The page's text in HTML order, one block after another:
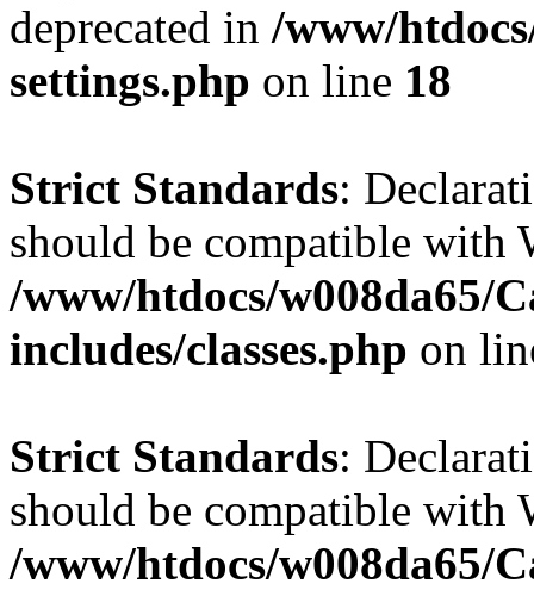
deprecated in /www/
settings.php on line 18
Strict Standards:
should be compatible
/www/htdocs/w008da65/
includes/classes.php on
Strict Standards:
should be compatible
/www/htdocs/w008da65/